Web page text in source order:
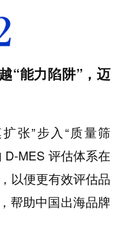
“能力陷阱”，迈
张”步入“质量筛
D-MES 评估体系在
以便更有效评估品
帮助中国出海品牌